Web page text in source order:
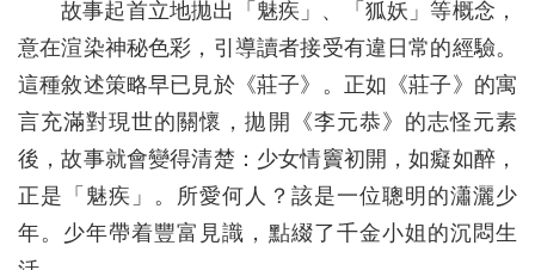
故事起首立地拋出「魅疾」、「狐妖」等概念，
意在渲染神秘色彩，引導讀者接受有違日常的經驗。
這種敘述策略早已見於《莊子》。正如《莊子》的寓
言充滿對現世的關懷，拋開《李元恭》的志怪元素
後，故事就會變得清楚：少女情竇初開，如癡如醉，
正是「魅疾」。所愛何人？該是一位聰明的瀟灑少
年。少年帶着豐富見識，點綴了千金小姐的沉悶生